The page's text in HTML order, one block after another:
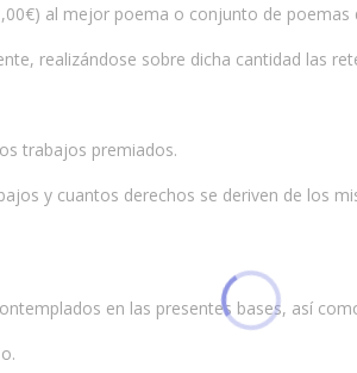
al mejor poema o conjunto de
realizándose sobre dicha cantidad las
trabajos premiados.
y cuantos derechos se deriven de los
en las presentes bases, así